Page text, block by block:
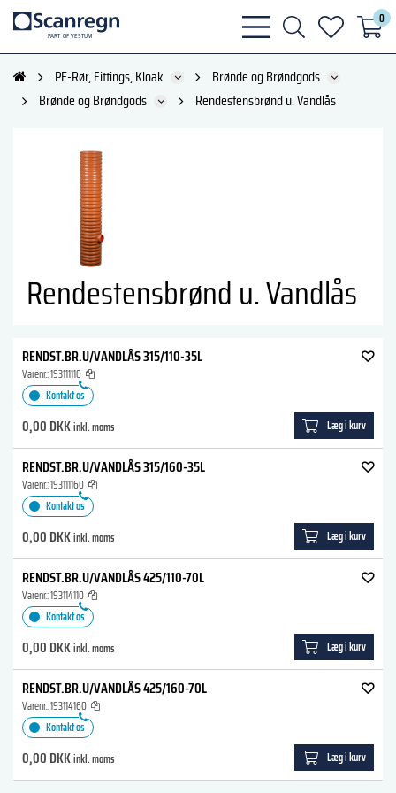
PART OF VESTUM
bars
light
search
light
heart
light
0
PE-Rør, Fittings, Kloak
Brønde og Brøndgods
Brønde og Brøndgods
Rendestensbrønd u. Vandlås
Rendestensbrønd u. Vandlås
RENDST.BR.U/VANDLÅS 315/110-35L
Varenr.:193111110
Kontakt os
0,00 DKKinkl. moms Læg i kurv
RENDST.BR.U/VANDLÅS 315/160-35L
Varenr.:193111160
Kontakt os
0,00 DKKinkl. moms Læg i kurv
RENDST.BR.U/VANDLÅS 425/110-70L
Varenr.:193114110
Kontakt os
0,00 DKKinkl. moms Læg i kurv
RENDST.BR.U/VANDLÅS 425/160-70L
Varenr.:193114160
Kontakt os
0,00 DKKinkl. moms Læg i kurv